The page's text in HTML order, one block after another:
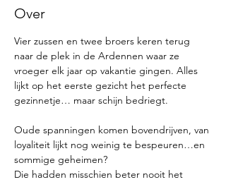
Over
Vier zussen en twee broers keren terug
naar de plek in de Ardennen waar ze
vroeger elk jaar op vakantie gingen. Alles
lijkt op het eerste gezicht het perfecte
gezinnetje… maar schijn bedriegt.
Oude spanningen komen bovendrijven, van
loyaliteit lijkt nog weinig te bespeuren…en
sommige geheimen?
Die hadden misschien beter nooit het